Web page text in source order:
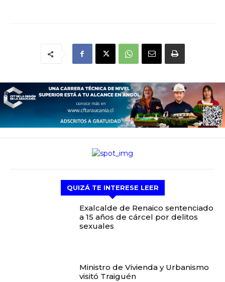
QUIZÁ TE INTERESE LEER
Exalcalde de Renaico sentenciado
a 15 años de cárcel por delitos
sexuales
Ministro de Vivienda y Urbanismo
visitó Traiguén